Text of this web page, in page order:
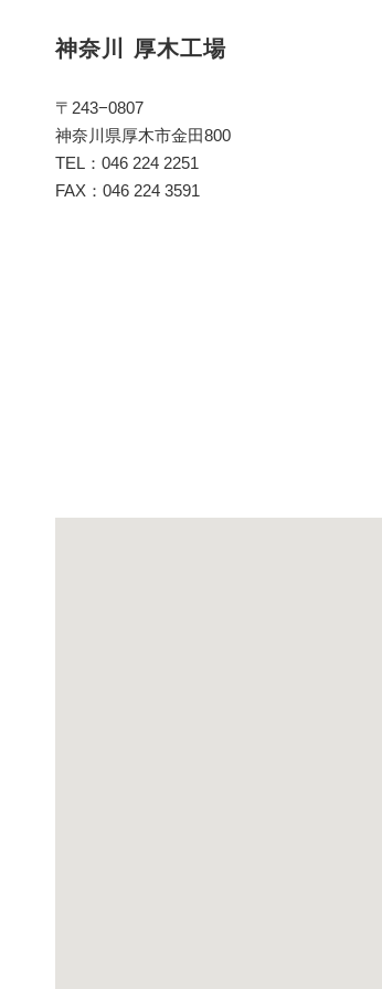
神奈川 厚木工場
〒243−0807
神奈川県厚木市金田800
TEL：046 224 2251
FAX：046 224 3591